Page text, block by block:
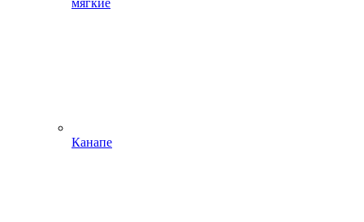
мягкие
Канапе